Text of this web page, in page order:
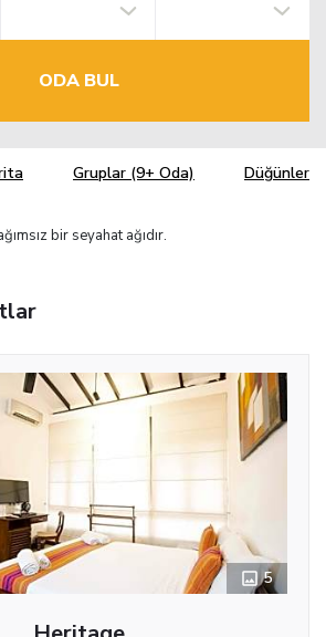
ODA BUL
Gruplar (9+ Oda) Düğünler
bir seyahat ağıdır.
5